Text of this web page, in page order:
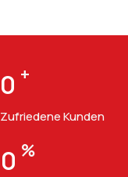
0 +
Zufriedene Kunden
0 %